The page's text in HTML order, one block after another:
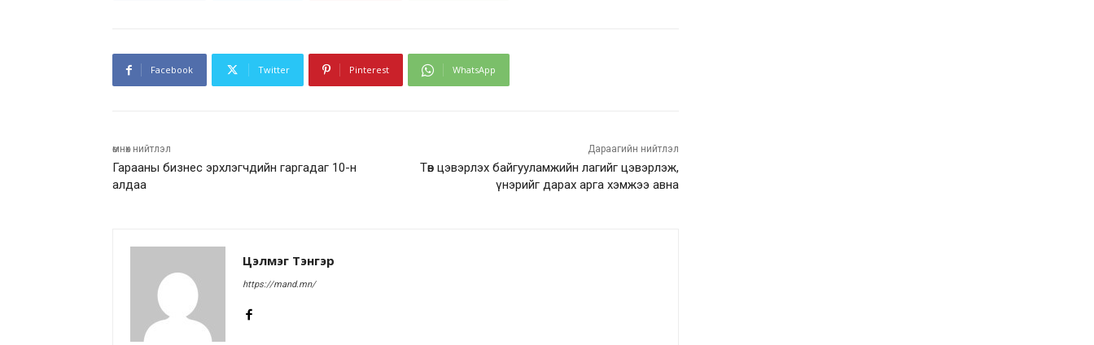
Facebook Twitter Pinterest WhatsApp
өмнөх нийтлэл
Гарааны бизнес эрхлэгчдийн гаргадаг 10-н
алдаа
Дараагийн нийтлэл
Төв цэвэрлэх байгууламжийн лагийг цэвэрлэж,
үнэрийг дарах арга хэмжээ авна
Цэлмэг Тэнгэр
https://mand.mn/